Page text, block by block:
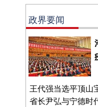
政界要闻
王代强当选平顶山
省长尹弘与宁德时